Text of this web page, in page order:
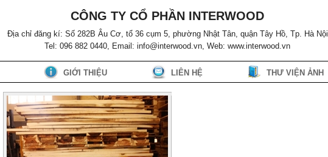
CÔNG TY CỔ PHẦN INTERWOOD
Địa chỉ đăng kí: Số 282B Âu Cơ, tổ 36 cụm 5, phường Nhật Tân, quận Tây Hồ, Tp. Hà Nội
Tel: 096 882 0440, Email: info@interwood.vn, Web: www.interwood.vn
GIỚI THIỆU LIÊN HỆ THƯ VIỆN ẢNH